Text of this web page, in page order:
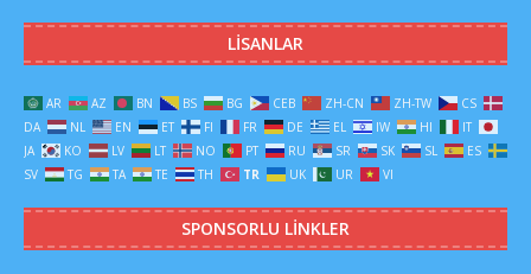
LISANLAR
AR AZ BN BS BG CEB ZH-CN ZH-TW
CS
DA
NL EN ET FI FR DE EL IW HI
IT
JA
KO LV LT NO PT RU SR SK SL
ES
SV
TG TA TE TH TR UK UR VI
SPONSORLU LINKLER